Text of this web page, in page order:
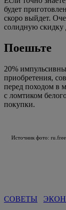
будет
скоро выйдет.
солидную скидку
Поешьте
20%
приобретения,
перед походом в
с ломтиком
покупки.
Источник фото:
СОВЕТЫ